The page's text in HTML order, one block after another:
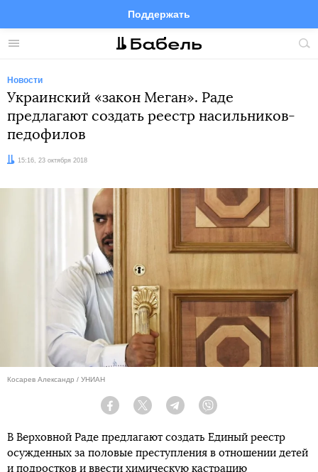
Меню
Поддержать
FacebookTelegramTwitter
Новости
Украинский «закон Меган». Раде
предлагают создать реестр насильников-
педофилов
Дата:15:16, 23 октября 2018
Косарев Александр / УНИАН
Facebook Twitter Telegram
В Верховной Раде предлагают создать Единый реестр
осужденных за половые преступления в отношении детей
и подростков и ввести химическую кастрацию